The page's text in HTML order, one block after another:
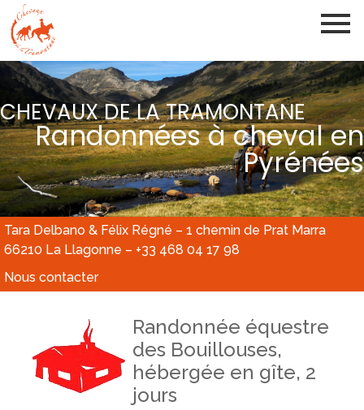
CHEVAUX DE LA TRAMONTANE
Randonnées à cheval en
Pyrénées
Tara Delbano & Félix Régné – 1 chemin de Prat Marra
66210 La Llagonne – +33 468 04 17 98
Nous contacter
Randonnée équestre
des Bouillouses,
hébergée en gîte, 2
jours